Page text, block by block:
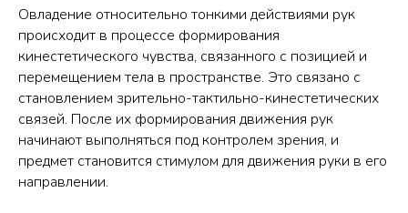
Овладение относительно тонкими действиями рук
происходит в процессе формирования
кинестетического чувства, связанного с позицией и
перемещением тела в пространстве. Это связано с
становлением зрительно-тактильно-кинестетических
связей. После их формирования движения рук
начинают выполняться под контролем зрения, и
предмет становится стимулом для движения руки в его
направлении.